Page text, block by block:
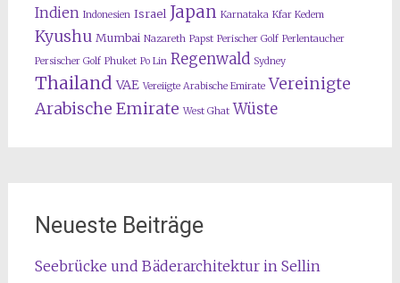
Indien Indonesien Israel Japan Karnataka Kfar Kedem
Kyushu Mumbai Nazareth Papst Perischer Golf Perlentaucher
Persischer Golf Phuket Po Lin Regenwald Sydney
Thailand VAE Vereiigte Arabische Emirate Vereinigte
Arabische Emirate West Ghat Wüste
Neueste Beiträge
Seebrücke und Bäderarchitektur in Sellin